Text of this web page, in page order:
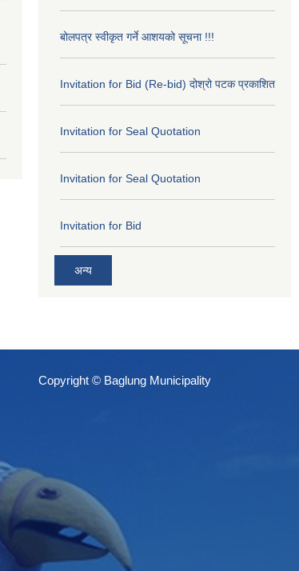
बोलपत्र स्वीकृत गर्ने आशयको सूचना !!!
Invitation for Bid (Re-bid) दोश्रो पटक प्रकाशित
Invitation for Seal Quotation
Invitation for Seal Quotation
Invitation for Bid
अन्य
Copyright © Baglung Municipality